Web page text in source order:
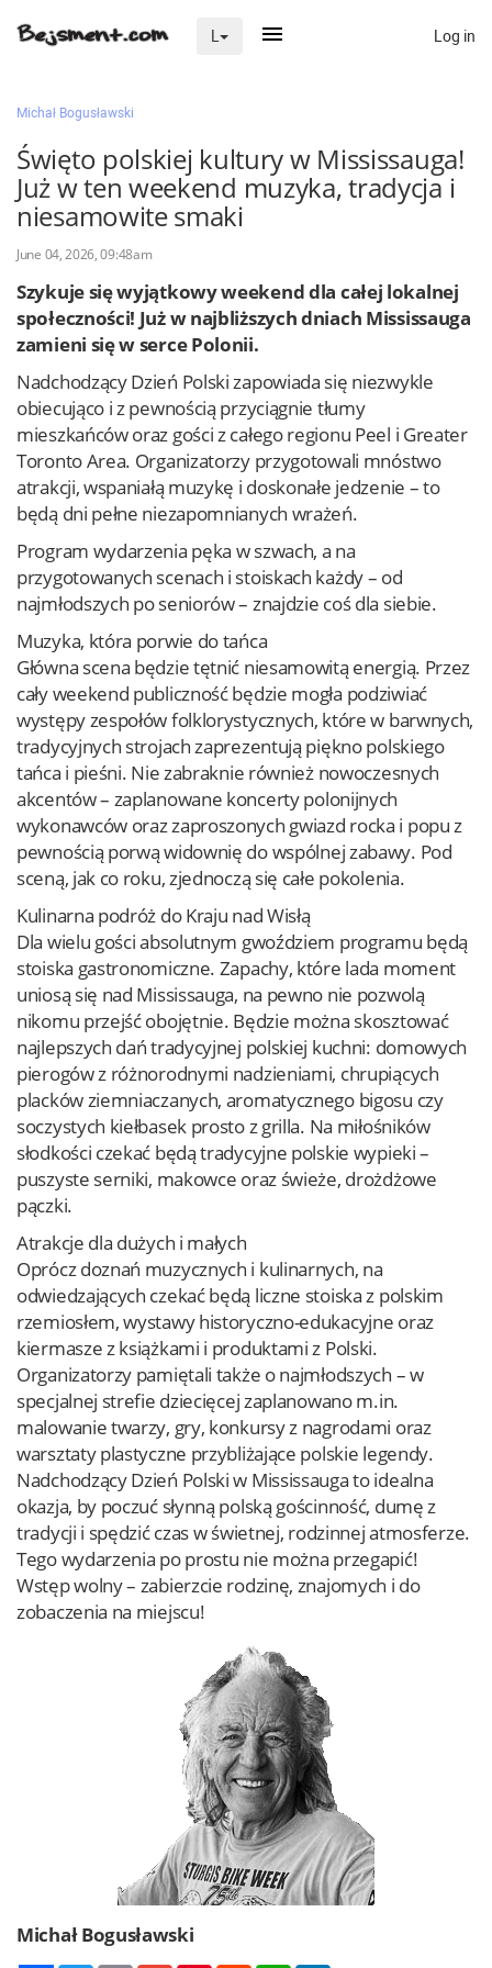
Na skróty
×
Log in
Michał Bogusławski
Święto polskiej kultury w Mississauga!
Już w ten weekend muzyka, tradycja i
niesamowite smaki
June 04, 2026, 09:48am
Szykuje się wyjątkowy weekend dla całej lokalnej
społeczności! Już w najbliższych dniach Mississauga
zamieni się w serce Polonii.
Nadchodzący Dzień Polski zapowiada się niezwykle
obiecująco i z pewnością przyciągnie tłumy
mieszkańców oraz gości z całego regionu Peel i Greater
Toronto Area. Organizatorzy przygotowali mnóstwo
atrakcji, wspaniałą muzykę i doskonałe jedzenie – to
będą dni pełne niezapomnianych wrażeń.
Program wydarzenia pęka w szwach, a na
przygotowanych scenach i stoiskach każdy – od
najmłodszych po seniorów – znajdzie coś dla siebie.
Muzyka, która porwie do tańca
Główna scena będzie tętnić niesamowitą energią. Przez
cały weekend publiczność będzie mogła podziwiać
występy zespołów folklorystycznych, które w barwnych,
tradycyjnych strojach zaprezentują piękno polskiego
tańca i pieśni. Nie zabraknie również nowoczesnych
akcentów – zaplanowane koncerty polonijnych
wykonawców oraz zaproszonych gwiazd rocka i popu z
pewnością porwą widownię do wspólnej zabawy. Pod
sceną, jak co roku, zjednoczą się całe pokolenia.
Kulinarna podróż do Kraju nad Wisłą
Dla wielu gości absolutnym gwoździem programu będą
stoiska gastronomiczne. Zapachy, które lada moment
uniosą się nad Mississauga, na pewno nie pozwolą
nikomu przejść obojętnie. Będzie można skosztować
najlepszych dań tradycyjnej polskiej kuchni: domowych
pierogów z różnorodnymi nadzieniami, chrupiących
placków ziemniaczanych, aromatycznego bigosu czy
soczystych kiełbasek prosto z grilla. Na miłośników
słodkości czekać będą tradycyjne polskie wypieki –
puszyste serniki, makowce oraz świeże, drożdżowe
pączki.
Atrakcje dla dużych i małych
Oprócz doznań muzycznych i kulinarnych, na
odwiedzających czekać będą liczne stoiska z polskim
rzemiosłem, wystawy historyczno-edukacyjne oraz
kiermasze z książkami i produktami z Polski.
Organizatorzy pamiętali także o najmłodszych – w
specjalnej strefie dziecięcej zaplanowano m.in.
malowanie twarzy, gry, konkursy z nagrodami oraz
warsztaty plastyczne przybliżające polskie legendy.
Nadchodzący Dzień Polski w Mississauga to idealna
okazja, by poczuć słynną polską gościnność, dumę z
tradycji i spędzić czas w świetnej, rodzinnej atmosferze.
Tego wydarzenia po prostu nie można przegapić!
Wstęp wolny – zabierzcie rodzinę, znajomych i do
zobaczenia na miejscu!
Michał Bogusławski